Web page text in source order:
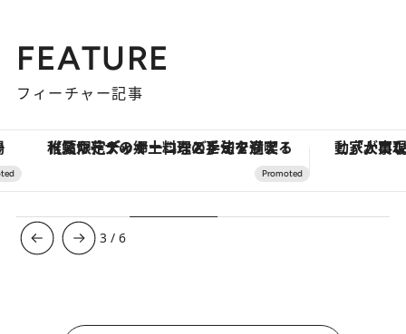
FEATURE
フィーチャー記事
【夏限定ディナーコース】旬を迎える稚鮎や花ズッキーニなどをイタリア・トスカーナの郷土料理の手法で満喫！
3 /6